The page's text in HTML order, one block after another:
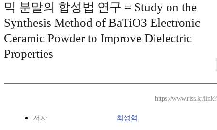
믹 분말의 합성법 연구 = Study on the
Synthesis Method of BaTiO3 Electronic
Ceramic Powder to Improve Dielectric
Properties
https://www.riss.kr/
저자 최성혁